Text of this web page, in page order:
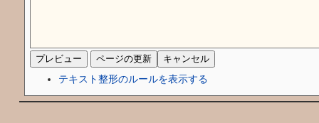
テキスト整形のルールを表示する